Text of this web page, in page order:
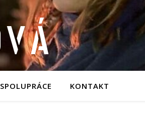
SPOLUPRÁCE KONTAKT